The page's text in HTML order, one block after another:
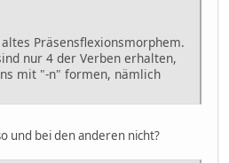
Präsensflexionsmorphem.
nur 4 der Verben erhalten,
mit "-n" formen, nämlich
und bei den anderen nicht?